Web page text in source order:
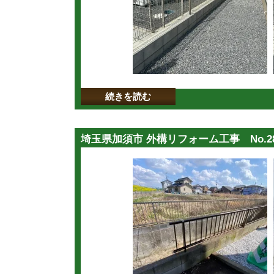
続きを読む
埼玉県加須市 外構リフォーム工事